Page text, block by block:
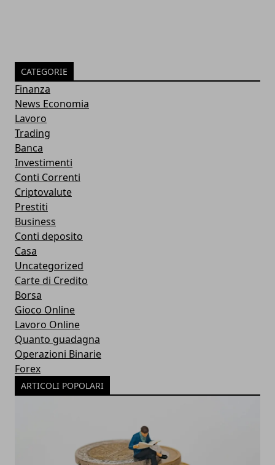
CATEGORIE
Finanza
News Economia
Lavoro
Trading
Banca
Investimenti
Conti Correnti
Criptovalute
Prestiti
Business
Conti deposito
Casa
Uncategorized
Carte di Credito
Borsa
Gioco Online
Lavoro Online
Quanto guadagna
Operazioni Binarie
Forex
ARTICOLI POPOLARI